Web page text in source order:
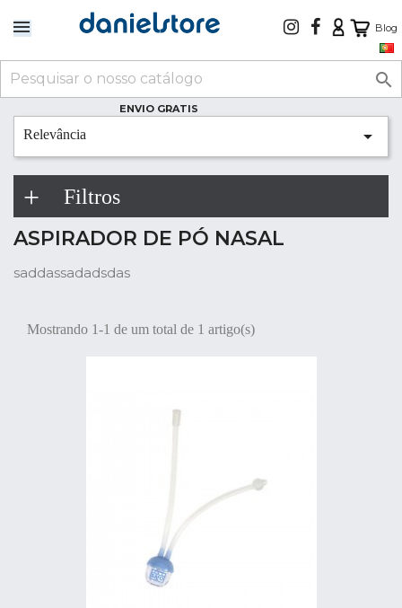
Blog

ENVIO GRATIS
Relevância 
Filtros
ASPIRADOR DE PÓ NASAL
saddassadadsdas
Mostrando 1-1 de um total de 1 artigo(s)